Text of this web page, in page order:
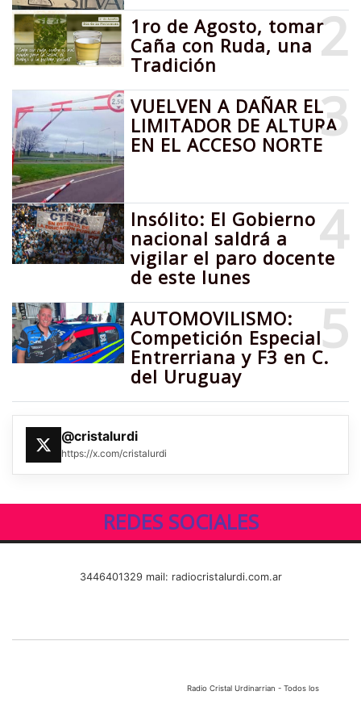
2
1ro de Agosto, tomar
Caña con Ruda, una
Tradición
3
VUELVEN A DAÑAR EL
LIMITADOR DE ALTURA
EN EL ACCESO NORTE
4
Insólito: El Gobierno
nacional saldrá a
vigilar el paro docente
de este lunes
5
AUTOMOVILISMO:
Competición Especial
Entrerriana y F3 en C.
del Uruguay
@cristalurdi
https://x.com/cristalurdi
REDES SOCIALES
3446401329 mail: radiocristalurdi.com.ar
Radio Cristal Urdinarrian - Todos los